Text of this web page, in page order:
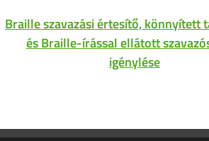
Braille szavazási értesítő, könnyített
és Braille-írással ellátott
igénylése